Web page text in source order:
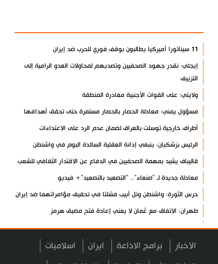
11 سيناتورا أميركيا يطالبون بوقف فوري للحرب ضد إيران
إيجئي: نقدر جهود الصحفيين وتصديهم لمحاولات العدو الرامية إلى
التزييف
ولايتي: على القوات الأجنبية مغادرة المنطقة
مسؤول يمني: معادلة الحصار بالحصار مستمرة حتى تحقق أهدافها
أطراف خارجية توسلت بالعراق لضمان عدم الرد على الاعتداءات
الرئيس بزشكيان: ينبغي إدانة العقلية السائدة اليوم في واشنطن
قاليباف يشيد بمهمة الصحفيين في الدفاع عن الاقتدار الثقافي للشعب
معادلة جديدة لـ "صنعاء".. "التصعيد بالتصعيد"+ فيديو
حرس الثورة: واشنطن وتل أبيب فشلتا في تحقيق مؤامراتهما ضد إيران
طهران: الاتفاق مع عُمان لا يعني إعادة فتح مضيق هرمز
أنصار الله: لا أمان للقوات السعودية ومرتزقتها على الأراضي اليمنية
الرئيس بزشكيان: لن نخضع للضغوط والترهيب
تألق إيراني في الأولمبياد العالمي للذكاء الاصطناعي
الاخبار برامج الاذاعة ايران اسلاميات